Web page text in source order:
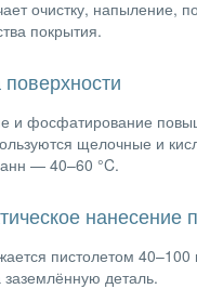
очистку, напыление,
покрытия.
и фосфатирование
щелочные и
— 40–60 °C.
нанесение
пистолетом
деталь.